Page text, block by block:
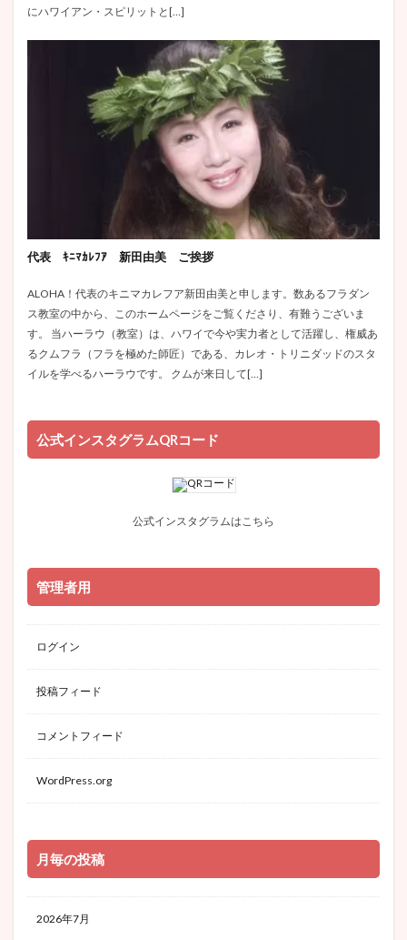
にハワイアン・スピリットと[…]
代表 ｷﾆﾏｶﾚﾌｱ 新田由美 ご挨拶
ALOHA！代表のキニマカレフア新田由美と申します。数あるフラダン
ス教室の中から、このホームページをご覧くださり、有難うございま
す。 当ハーラウ（教室）は、ハワイで今や実力者として活躍し、権威あ
るクムフラ（フラを極めた師匠）である、カレオ・トリニダッドのスタ
イルを学べるハーラウです。 クムが来日して[…]
公式インスタグラムQRコード
公式インスタグラムはこちら
管理者用
ログイン
投稿フィード
コメントフィード
WordPress.org
月毎の投稿
2026年7月